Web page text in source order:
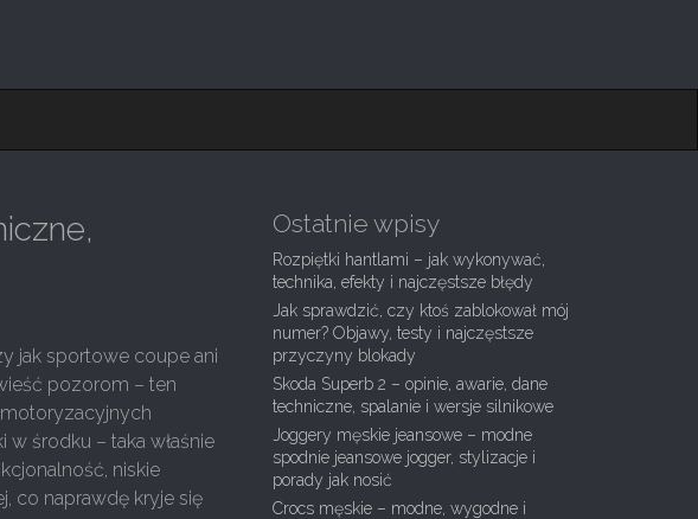
jak sportowe coupe ani
pozorom – ten
środku – taka właśnie
niskie
co naprawdę kryje się
Ostatnie wpisy
Rozpiętki hantlami – jak wykonywać,
technika, efekty i najczęstsze błędy
Jak sprawdzić, czy ktoś zablokował mój
numer? Objawy, testy i najczęstsze
przyczyny blokady
Skoda Superb 2 – opinie, awarie, dane
techniczne, spalanie i wersje silnikowe
Joggery męskie jeansowe – modne
spodnie jeansowe jogger, stylizacje i
porady jak nosić
Crocs męskie – modne, wygodne i